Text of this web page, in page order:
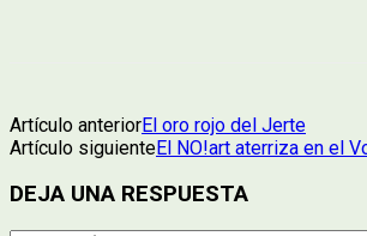
Artículo anteriorEl oro rojo del Jerte
Artículo siguienteEl NO!art aterriza en el
DEJA UNA RESPUESTA